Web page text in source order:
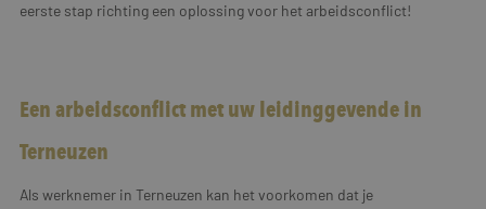
eerste stap richting een oplossing voor het arbeidsconflict!
Een arbeidsconflict met uw leidinggevende in
Terneuzen
Als werknemer in Terneuzen kan het voorkomen dat je